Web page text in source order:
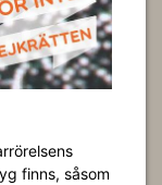
finns, såsom